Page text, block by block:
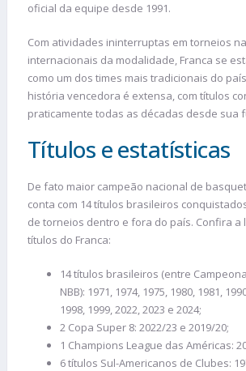
oficial da equipe desde 1991.
Com atividades ininterruptas em torneios
internacionais da modalidade, Franca se
como um dos times mais tradicionais do
história vencedora é extensa, com títulos
praticamente todas as décadas desde sua
Títulos e estatísticas
De fato maior campeão nacional de
conta com 14 títulos brasileiros
de torneios dentro e fora do país. Confira a
títulos do Franca:
14 títulos brasileiros (entre
NBB): 1971, 1974, 1975, 1980, 1981,
1998, 1999, 2022, 2023 e 2024;
2 Copa Super 8: 2022/23 e 2019/20;
1 Champions League das Américas:
6 títulos Sul-Americanos de Clubes: